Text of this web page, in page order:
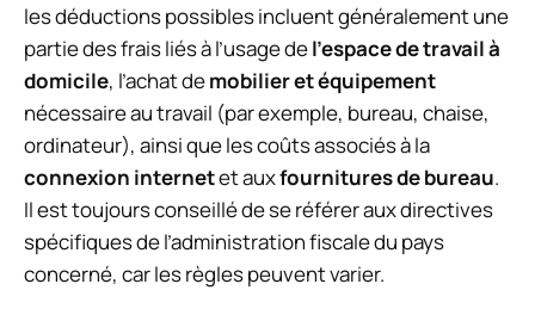
les déductions possibles incluent généralement une
partie des frais liés à l’usage del’espace de travail à
domicile, l’achat demobilier et équipement
nécessaire au travail (par exemple, bureau, chaise,
ordinateur), ainsi que les coûts associés à la
connexion internetet auxfournitures de bureau.
Il est toujours conseillé de se référer aux directives
spécifiques de l’administration fiscale du pays
concerné, car les règles peuvent varier.